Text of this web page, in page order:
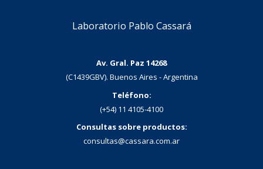
Laboratorio Pablo Cassará
Av. Gral. Paz 14268
(C1439GBV). Buenos Aires - Argentina
Teléfono:
(+54) 11 4105-4100
Consultas sobre productos:
consultas@cassara.com.ar